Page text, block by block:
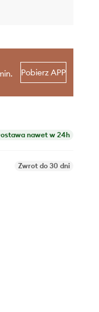
Pobierz APP
nawet w 24h
Zwrot do 30 dni